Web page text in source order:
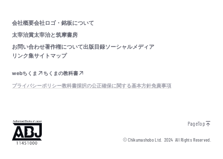
会社概要会社ロゴ・銘板について
太宰治賞太宰治と筑摩書房
お問い合わせ著作権について出版目録ソーシャルメディア
リンク集サイトマップ
webちくま
ちくまの教科書
プライバシーポリシー教科書採択の公正確保に関する基本方針免責事項
PageTop
© Chikumashobo Ltd.2024 All Rights Reserved.